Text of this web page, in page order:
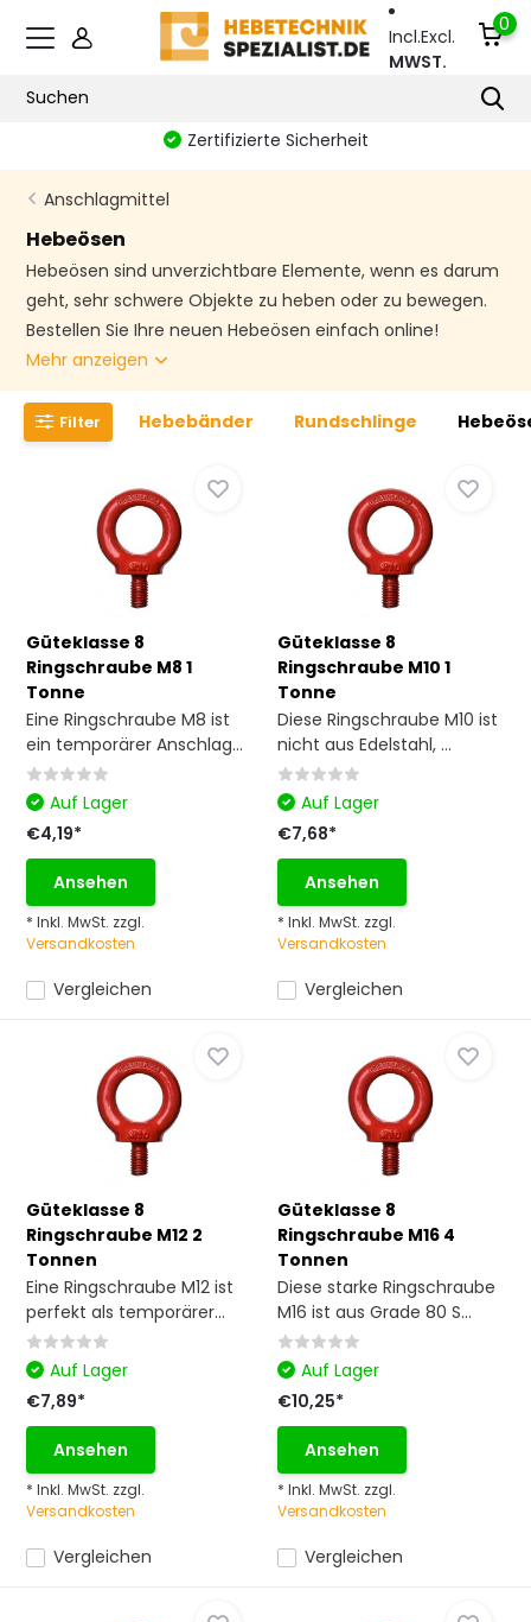
Incl.Excl.
MWST.
0
Zertifizierte Sicherheit
Anschlagmittel
Hebeösen
Hebeösen sind unverzichtbare Elemente, wenn es darum
geht, sehr schwere Objekte zu heben oder zu bewegen.
Bestellen Sie Ihre neuen Hebeösen einfach online!
Mehr anzeigen
Filter Hebebänder Rundschlinge
Güteklasse 8
Ringschraube M8 1
Tonne
Eine Ringschraube M8 ist
ein temporärer Anschlag...
Vergleichen
Auf Lager
€4,19*
Ansehen
* Inkl. MwSt. zzgl.
Versandkosten
Güteklasse 8
Ringschraube M10 1
Tonne
Diese Ringschraube M10 ist
nicht aus Edelstahl, ...
Vergleichen
Auf Lager
€7,68*
Ansehen
* Inkl. MwSt. zzgl.
Versandkosten
Güteklasse 8
Ringschraube M12 2
Tonnen
Eine Ringschraube M12 ist
perfekt als temporärer...
Vergleichen
Auf Lager
€7,89*
Ansehen
* Inkl. MwSt. zzgl.
Versandkosten
Güteklasse 8
Ringschraube M16 4
Tonnen
Diese starke Ringschraube
M16 ist aus Grade 80 S...
Vergleichen
Auf Lager
€10,25*
Ansehen
* Inkl. MwSt. zzgl.
Versandkosten